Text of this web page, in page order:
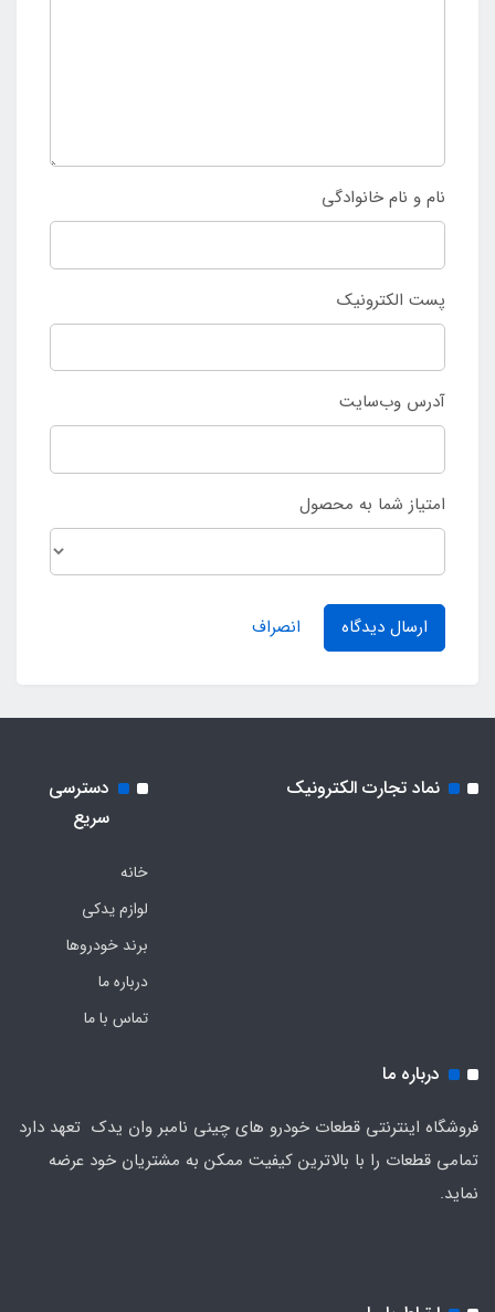
نام و نام خانوادگی
پست الکترونیک
آدرس وب‌سایت
امتیاز شما به محصول
ارسال دیدگاه انصراف
نماد تجارت الکترونیک
دسترسی
سریع
خانه
لوازم یدکی
برند خودروها
درباره ما
تماس با ما
درباره ما
فروشگاه اینترنتی قطعات خودرو های چینی نامبر وان یدک تعهد دارد
تمامی قطعات را با بالاترین کیفیت ممکن به مشتریان خود عرضه
نماید.